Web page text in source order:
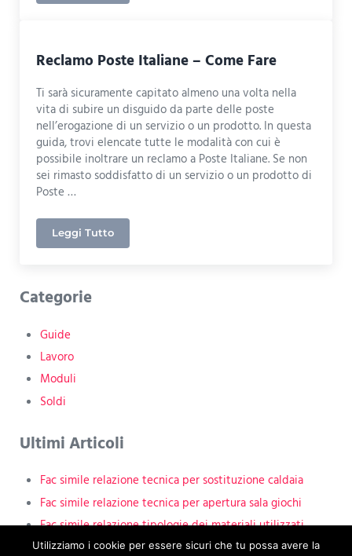
Reclamo Poste Italiane – Come Fare
Ti sarà sicuramente capitato almeno una volta nella
vita di subire un disguido da parte delle poste
nell’erogazione di un servizio o un prodotto. In questa
guida, trovi elencate tutte le modalità con cui è
possibile inoltrare un reclamo a Poste Italiane. Se non
sei rimasto soddisfatto di un servizio o un prodotto di
Poste …
Leggi TuttoReclamo Poste Italiane – Come Fare
Sidebar
Categorie
Guide
Lavoro
Moduli
Soldi
Ultimi Articoli
Fac simile relazione tecnica per sostituzione caldaia
Fac simile relazione tecnica per apertura sala giochi
Fac simile relazione tipologie dei materiali utilizzati
impianto gas
Utilizziamo i cookie per essere sicuri che tu possa avere la